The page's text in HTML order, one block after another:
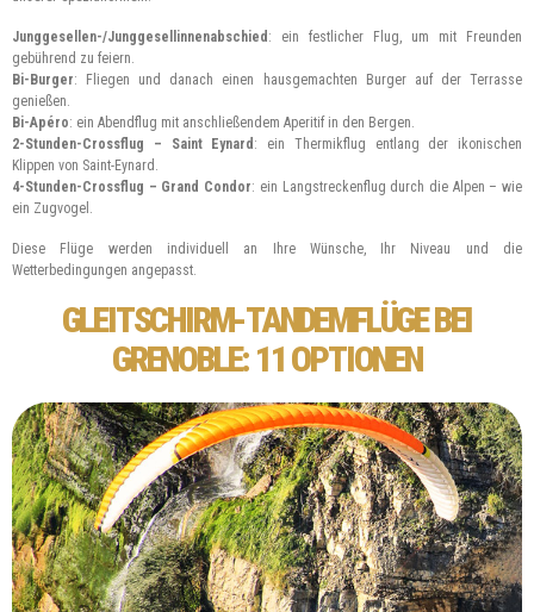
Junggesellen-/Junggesellinnenabschied : ein festlicher Flug, um mit Freunden
gebührend zu feiern.
Bi-Burger: Fliegen und danach einen hausgemachten Burger auf der Terrasse
genießen.
Bi-Apéro: ein Abendflug mit anschließendem Aperitif in den Bergen.
2-Stunden-Crossflug – Saint Eynard : ein Thermikflug entlang der ikonischen
Klippen von Saint-Eynard.
4-Stunden-Crossflug – Grand Condor: ein Langstreckenflug durch die Alpen – wie
ein Zugvogel.
Diese Flüge werden individuell an Ihre Wünsche, Ihr Niveau und die
Wetterbedingungen angepasst.
GLEITSCHIRM-TANDEMFLÜGE BEI
GRENOBLE: 11 OPTIONEN